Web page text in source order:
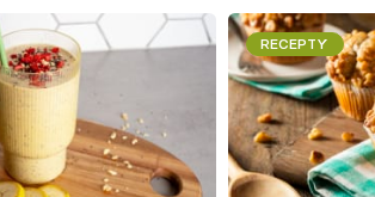
RECEPTY